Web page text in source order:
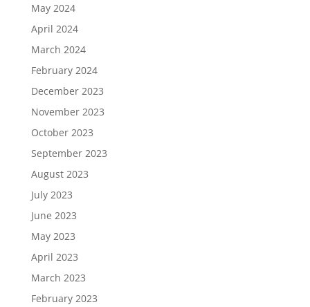
May 2024
April 2024
March 2024
February 2024
December 2023
November 2023
October 2023
September 2023
August 2023
July 2023
June 2023
May 2023
April 2023
March 2023
February 2023